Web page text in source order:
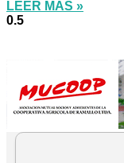
LEER MÁS »